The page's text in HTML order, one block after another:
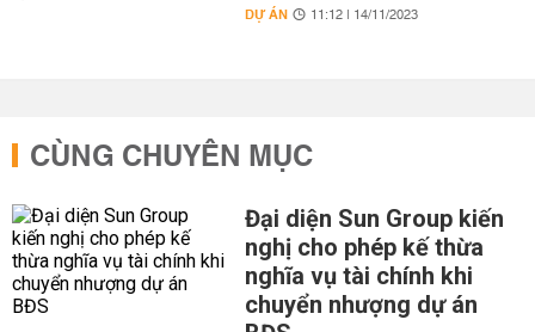
DỰ ÁN 11:12 | 14/11/2023
CÙNG CHUYÊN MỤC
Đại diện Sun Group kiến
nghị cho phép kế thừa
nghĩa vụ tài chính khi
chuyển nhượng dự án